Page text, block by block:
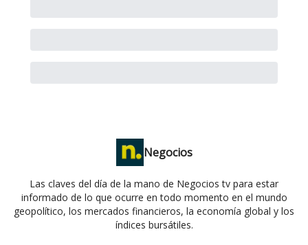
Negocios
Las claves del día de la mano de Negocios tv para estar
informado de lo que ocurre en todo momento en el mundo
geopolítico, los mercados financieros, la economía global y los
índices bursátiles.